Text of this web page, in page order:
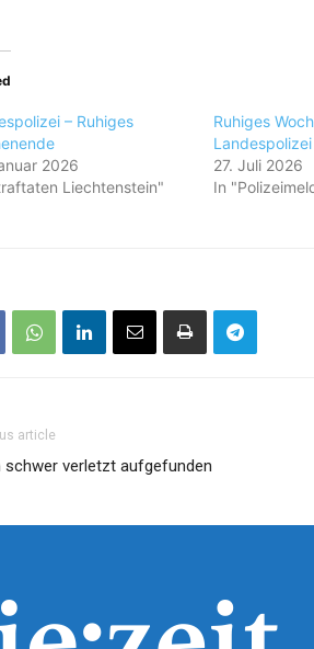
– Ruhiges
2026
Liechtenstein"
Ruhiges
Landespolizei
27. Juli 2026
In
article
schwer verletzt aufgefunden